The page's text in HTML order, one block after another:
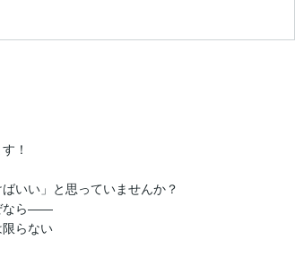
！
いい」と思っていませんか？
なら――
らない